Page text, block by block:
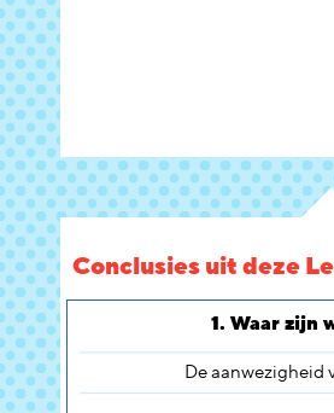
Conclusies uit deze
1. Waar zijn
De aanwezigheid